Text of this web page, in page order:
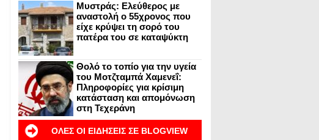
Μυστράς: Ελεύθερος με
αναστολή ο 55χρονος που
είχε κρύψει τη σορό του
πατέρα του σε καταψύκτη
Θολό το τοπίο για την υγεία
του Μοτζταμπά Χαμενεΐ:
Πληροφορίες για κρίσιμη
κατάσταση και απομόνωση
στη Τεχεράνη
ΟΛΕΣ ΟΙ ΕΙΔΗΣΕΙΣ ΣΕ BLOGVIEW